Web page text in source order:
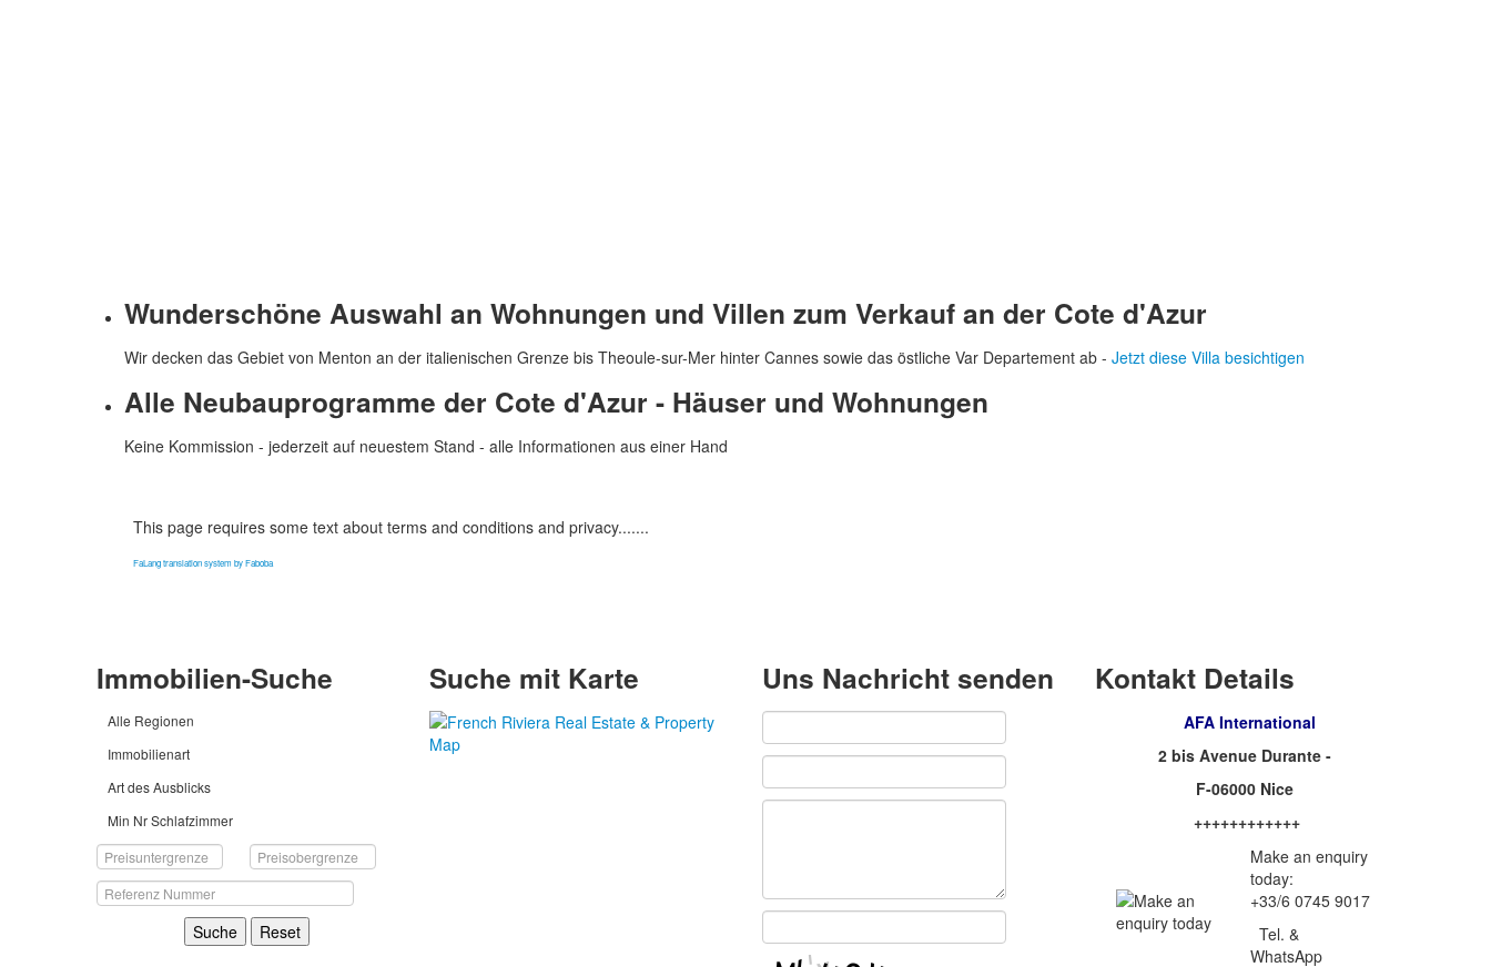
Wunderschöne Auswahl an Wohnungen und Villen zum Verkauf an der Cote d'Azur
Wir decken das Gebiet von Menton an der italienischen Grenze bis Theoule-sur-Mer hinter Cannes sowie das östliche Var Departement ab - Jetzt diese Villa besichtigen
Alle Neubauprogramme der Cote d'Azur - Häuser und Wohnungen
Keine Kommission - jederzeit auf neuestem Stand - alle Informationen aus einer Hand
This page requires some text about terms and conditions and privacy.......
FaLang translation system by Faboba
Immobilien-Suche
Alle Regionen
Immobilienart
Art des Ausblicks
Min Nr Schlafzimmer
Suche Reset
Suche mit Karte Uns Nachricht senden Kontakt Details
AFA International
2 bis Avenue Durante -
F-06000 Nice
++++++++++++
Make an enquiry
today:
+33/6 0745 9017
Tel. &
WhatsApp